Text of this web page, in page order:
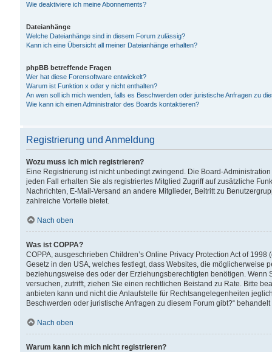
Wie deaktiviere ich meine Abonnements?
Dateianhänge
Welche Dateianhänge sind in diesem Forum zulässig?
Kann ich eine Übersicht all meiner Dateianhänge erhalten?
phpBB betreffende Fragen
Wer hat diese Forensoftware entwickelt?
Warum ist Funktion x oder y nicht enthalten?
An wen soll ich mich wenden, falls es Beschwerden oder juristische Anfragen zu
Wie kann ich einen Administrator des Boards kontaktieren?
Registrierung und Anmeldung
Wozu muss ich mich registrieren?
Eine Registrierung ist nicht unbedingt zwingend. Die Board-
jeden Fall erhalten Sie als registriertes Mitglied Zugriff auf zusätzliche
Nachrichten, E-Mail-Versand an andere Mitglieder, Beitritt zu
zahlreiche Vorteile bietet.
Nach oben
Was ist COPPA?
COPPA, ausgeschrieben Children’s Online Privacy Protection Act of
Gesetz in den USA, welches festlegt, dass Websites, die
beziehungsweise des oder der Erziehungsberechtigten benötigen.
versuchen, zutrifft, ziehen Sie einen rechtlichen Beistand zu Rate. Bitte
anbieten kann und nicht die Anlaufstelle für Rechtsangelegenheiten
Beschwerden oder juristische Anfragen zu diesem Forum gibt?“
Nach oben
Warum kann ich mich nicht registrieren?